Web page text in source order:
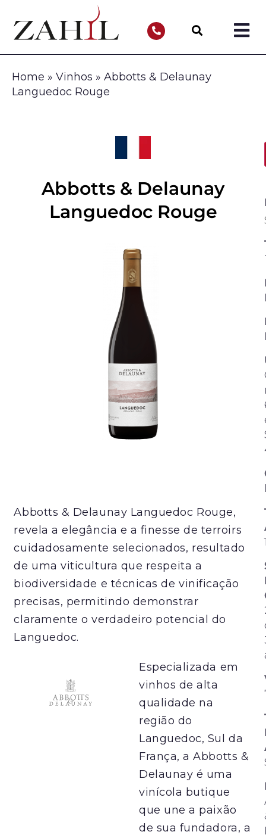
Home » Vinhos » Abbotts & Delaunay
Languedoc Rouge
Abbotts & Delaunay
Languedoc Rouge
Abbotts & Delaunay Languedoc Rouge,
revela a elegância e a finesse de terroirs
cuidadosamente selecionados, resultado
de uma viticultura que respeita a
biodiversidade e técnicas de vinificação
precisas, permitindo demonstrar
claramente o verdadeiro potencial do
Languedoc.
Especializada em
vinhos de alta
qualidade na
região do
Languedoc, Sul da
França, a Abbotts &
Delaunay é uma
vinícola butique
que une a paixão
de sua fundadora, a